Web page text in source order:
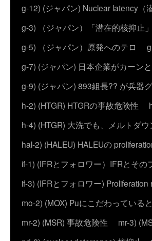
g-12) (ジャパン) Nuclear latency（
g-3) （ジャパン）「潜在的核抑止
g-5) （ジャパン）原発へのテロ
g-7) (ジャパン) 日本企業がカーン
g-9) (ジャパン) 893組長?? が兵器
h-2) (HTGR) HTGRの事故危険性
h-4) (HTGR) 大洗でも、メルトダ
hal-2) (HALEU) HALEUの
if-1) (IFRとフォロワー）IFRとその
if-3) (IFRとフォロワー) Proliferation
mo-2) (MOX) Puにこだわっている
mr-2) (MSR) 事故危険性
mr-3)